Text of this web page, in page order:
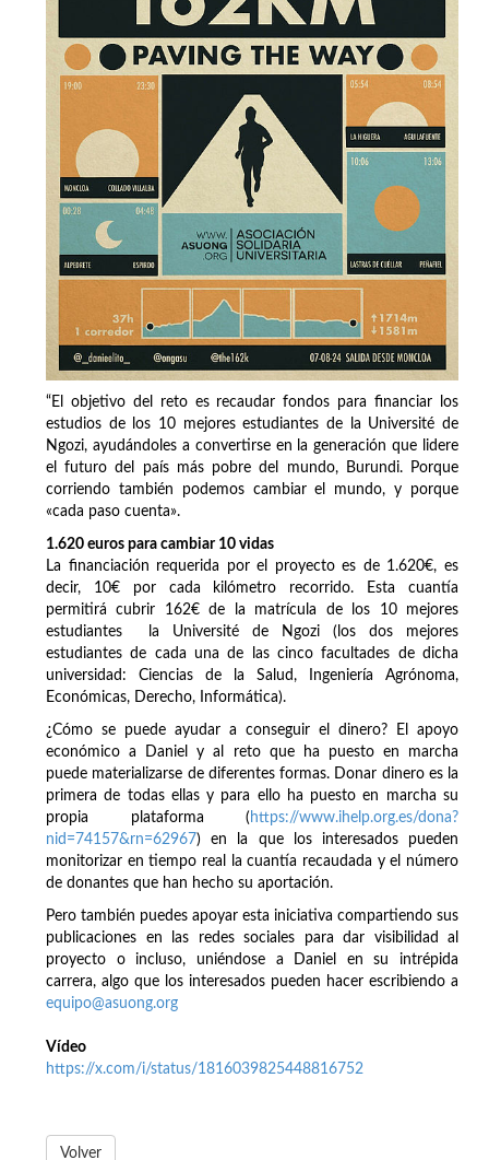
“El objetivo del reto es recaudar fondos para financiar los
estudios de los 10 mejores estudiantes de la Université de
Ngozi, ayudándoles a convertirse en la generación que lidere
el futuro del país más pobre del mundo, Burundi. Porque
corriendo también podemos cambiar el mundo, y porque
«cada paso cuenta».
1.620 euros para cambiar 10 vidas
La financiación requerida por el proyecto es de 1.620€, es
decir, 10€ por cada kilómetro recorrido. Esta cuantía
permitirá cubrir 162€ de la matrícula de los 10 mejores
estudiantes la Université de Ngozi (los dos mejores
estudiantes de cada una de las cinco facultades de dicha
universidad: Ciencias de la Salud, Ingeniería Agrónoma,
Económicas, Derecho, Informática).
¿Cómo se puede ayudar a conseguir el dinero? El apoyo
económico a Daniel y al reto que ha puesto en marcha
puede materializarse de diferentes formas. Donar dinero es la
primera de todas ellas y para ello ha puesto en marcha su
propia plataforma ( https://www.ihelp.org.es/dona?
nid=74157&rn=62967) en la que los interesados pueden
monitorizar en tiempo real la cuantía recaudada y el número
de donantes que han hecho su aportación.
Pero también puedes apoyar esta iniciativa compartiendo sus
publicaciones en las redes sociales para dar visibilidad al
proyecto o incluso, uniéndose a Daniel en su intrépida
carrera, algo que los interesados pueden hacer escribiendo a
equipo@asuong.org
Vídeo
https://x.com/i/status/1816039825448816752
Volver